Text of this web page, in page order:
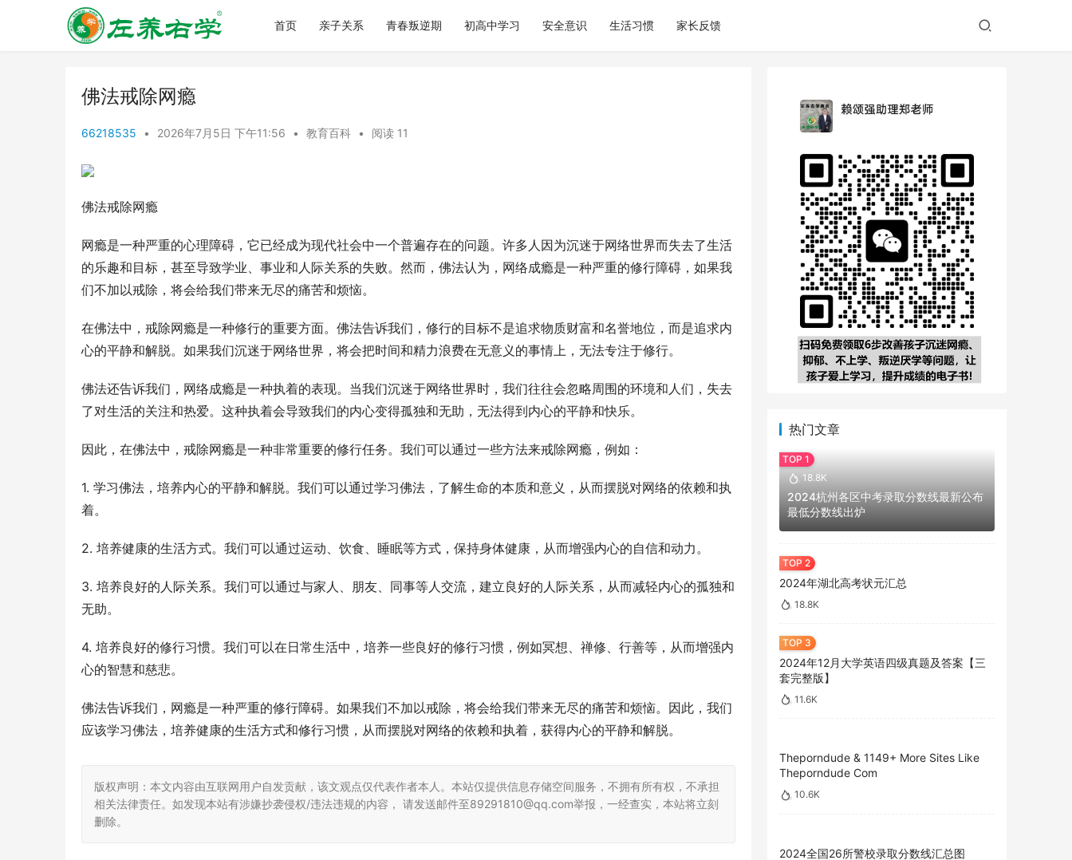
首页 亲子关系 青春叛逆期 初高中学习 安全意识 生活习惯 家长反馈
佛法戒除网瘾
66218535 • 2026年7月5日 下午11:56 • 教育百科 • 阅读 11
佛法戒除网瘾
网瘾是一种严重的心理障碍，它已经成为现代社会中一个普遍存在的问题。许多人因为沉迷于网络世界而失去了生活
的乐趣和目标，甚至导致学业、事业和人际关系的失败。然而，佛法认为，网络成瘾是一种严重的修行障碍，如果我
们不加以戒除，将会给我们带来无尽的痛苦和烦恼。
在佛法中，戒除网瘾是一种修行的重要方面。佛法告诉我们，修行的目标不是追求物质财富和名誉地位，而是追求内
心的平静和解脱。如果我们沉迷于网络世界，将会把时间和精力浪费在无意义的事情上，无法专注于修行。
佛法还告诉我们，网络成瘾是一种执着的表现。当我们沉迷于网络世界时，我们往往会忽略周围的环境和人们，失去
了对生活的关注和热爱。这种执着会导致我们的内心变得孤独和无助，无法得到内心的平静和快乐。
因此，在佛法中，戒除网瘾是一种非常重要的修行任务。我们可以通过一些方法来戒除网瘾，例如：
1. 学习佛法，培养内心的平静和解脱。我们可以通过学习佛法，了解生命的本质和意义，从而摆脱对网络的依赖和执
着。
2. 培养健康的生活方式。我们可以通过运动、饮食、睡眠等方式，保持身体健康，从而增强内心的自信和动力。
3. 培养良好的人际关系。我们可以通过与家人、朋友、同事等人交流，建立良好的人际关系，从而减轻内心的孤独和
无助。
4. 培养良好的修行习惯。我们可以在日常生活中，培养一些良好的修行习惯，例如冥想、禅修、行善等，从而增强内
心的智慧和慈悲。
佛法告诉我们，网瘾是一种严重的修行障碍。如果我们不加以戒除，将会给我们带来无尽的痛苦和烦恼。因此，我们
应该学习佛法，培养健康的生活方式和修行习惯，从而摆脱对网络的依赖和执着，获得内心的平静和解脱。
版权声明：本文内容由互联网用户自发贡献，该文观点仅代表作者本人。本站仅提供信息存储空间服务，不拥有所有权，不承担
相关法律责任。如发现本站有涉嫌抄袭侵权/违法违规的内容， 请发送邮件至89291810@qq.com举报，一经查实，本站将立刻
删除。
热门文章
18.8K
2024杭州各区中考录取分数线最新公布
最低分数线出炉
2024年湖北高考状元汇总
18.8K
2024年12月大学英语四级真题及答案【三
套完整版】
11.6K
Theporndude & 1149+ More Sites Like
Theporndude Com
10.6K
2024全国26所警校录取分数线汇总图